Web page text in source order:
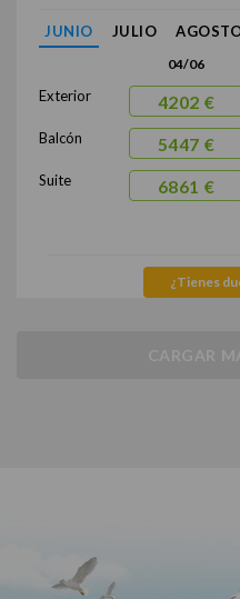
JUNIO JULIO
Exterior
Balcón
Suite
04/06
4202 €
5447 €
6861 €
¿Tienes